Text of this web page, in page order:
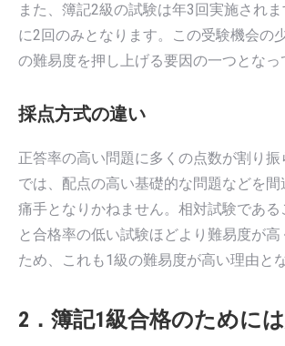
また、簿記2級の試験は年3回実施され
に2回のみとなります。この受験機会の
の難易度を押し上げる要因の一つとなっ
採点方式の違い
正答率の高い問題に多くの点数が割り
では、配点の高い基礎的な問題などを
痛手となりかねません。相対試験である
と合格率の低い試験ほどより難易度が
ため、これも1級の難易度が高い理由と
2．簿記1級合格のために